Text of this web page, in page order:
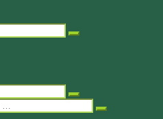
Suchen …
Suchen …
Suchen …